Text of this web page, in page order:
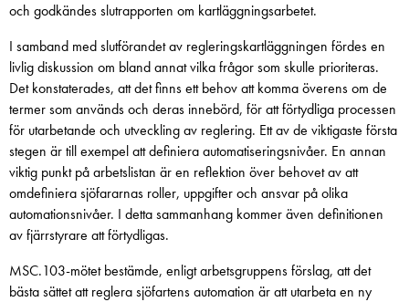
och godkändes slutrapporten om kartläggningsarbetet.
I samband med slutförandet av regleringskartläggningen fördes en
livlig diskussion om bland annat vilka frågor som skulle prioriteras.
Det konstaterades, att det finns ett behov att komma överens om de
termer som används och deras innebörd, för att förtydliga processen
för utarbetande och utveckling av reglering. Ett av de viktigaste första
stegen är till exempel att definiera automatiseringsnivåer. En annan
viktig punkt på arbetslistan är en reflektion över behovet av att
omdefiniera sjöfararnas roller, uppgifter och ansvar på olika
automationsnivåer. I detta sammanhang kommer även definitionen
av fjärrstyrare att förtydligas.
MSC.103-mötet bestämde, enligt arbetsgruppens förslag, att det
bästa sättet att reglera sjöfartens automation är att utarbeta en ny